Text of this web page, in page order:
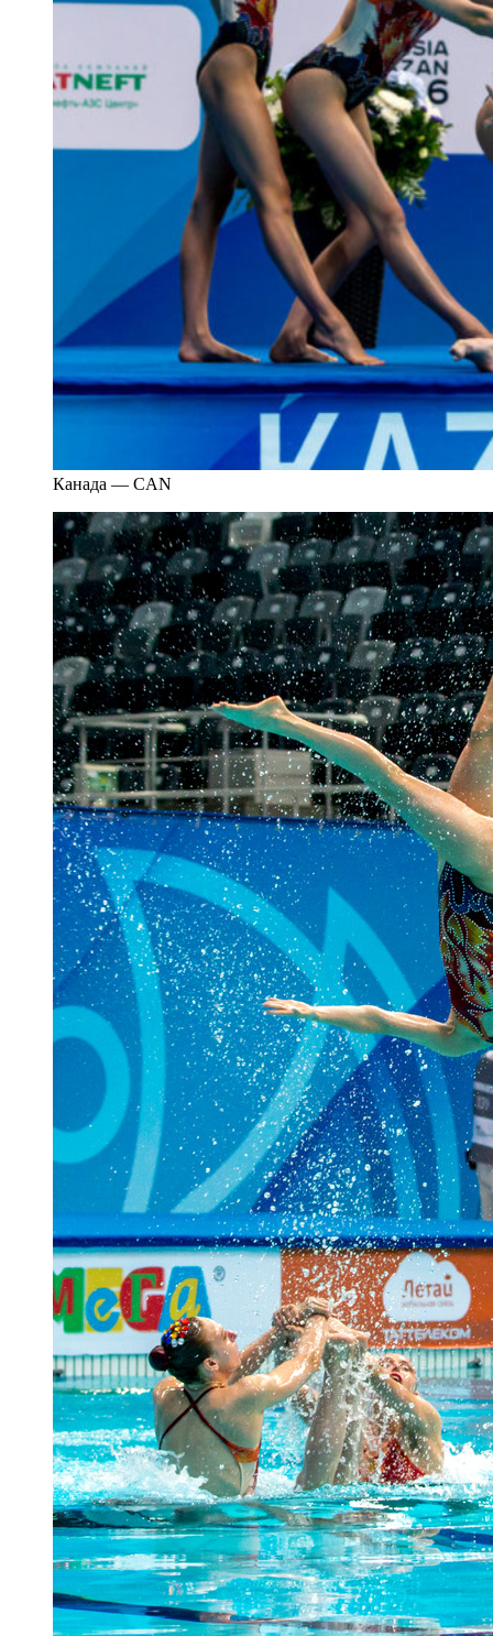
Канада — CAN